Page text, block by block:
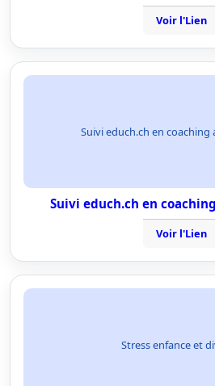
Voir l'Lien
Suivi educh.ch en coaching
Suivi educh.ch en
Voir l'Lien
Stress enfance et